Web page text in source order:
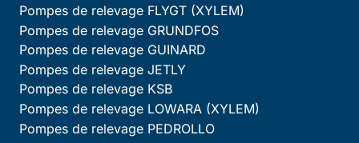
Pompes de relevage FLYGT (XYLEM)
Pompes de relevage GRUNDFOS
Pompes de relevage GUINARD
Pompes de relevage JETLY
Pompes de relevage KSB
Pompes de relevage LOWARA (XYLEM)
Pompes de relevage PEDROLLO